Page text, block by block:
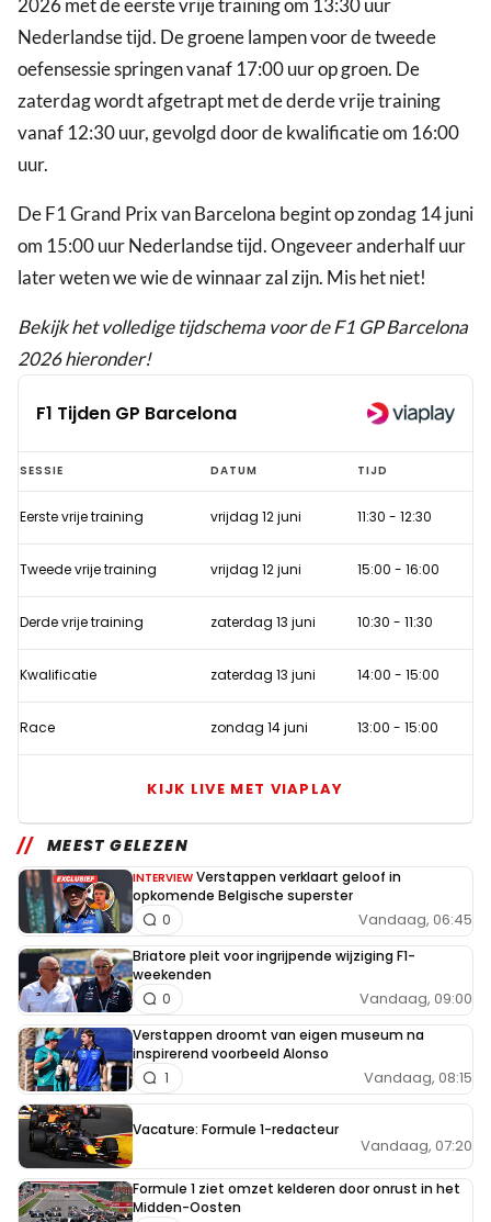
2026 met de eerste vrije training om 13:30 uur
Nederlandse tijd. De groene lampen voor de tweede
oefensessie springen vanaf 17:00 uur op groen. De
zaterdag wordt afgetrapt met de derde vrije training
vanaf 12:30 uur, gevolgd door de kwalificatie om 16:00
uur.
De F1 Grand Prix van Barcelona begint op zondag 14 juni
om 15:00 uur Nederlandse tijd. Ongeveer anderhalf uur
later weten we wie de winnaar zal zijn. Mis het niet!
Bekijk het volledige tijdschema voor de F1 GP Barcelona
2026 hieronder!
F1 Tijden GP Barcelona
F1
Tijden
GP
Barcelona
SESSIE DATUM TIJD
Eerste vrije training vrijdag 12 juni 11:30 - 12:30
Tweede vrije training vrijdag 12 juni 15:00 - 16:00
Derde vrije training zaterdag 13 juni 10:30 - 11:30
Kwalificatie zaterdag 13 juni 14:00 - 15:00
Race zondag 14 juni 13:00 - 15:00
KIJK LIVE MET VIAPLAY
MEEST GELEZEN
INTERVIEW Verstappen verklaart geloof in
opkomende Belgische superster
Vandaag, 06:45
0
Briatore pleit voor ingrijpende wijziging F1-
weekenden
Vandaag, 09:00
0
Verstappen droomt van eigen museum na
inspirerend voorbeeld Alonso
Vandaag, 08:15
1
Vacature: Formule 1-redacteur
Vandaag, 07:20
Formule 1 ziet omzet kelderen door onrust in het
Midden-Oosten